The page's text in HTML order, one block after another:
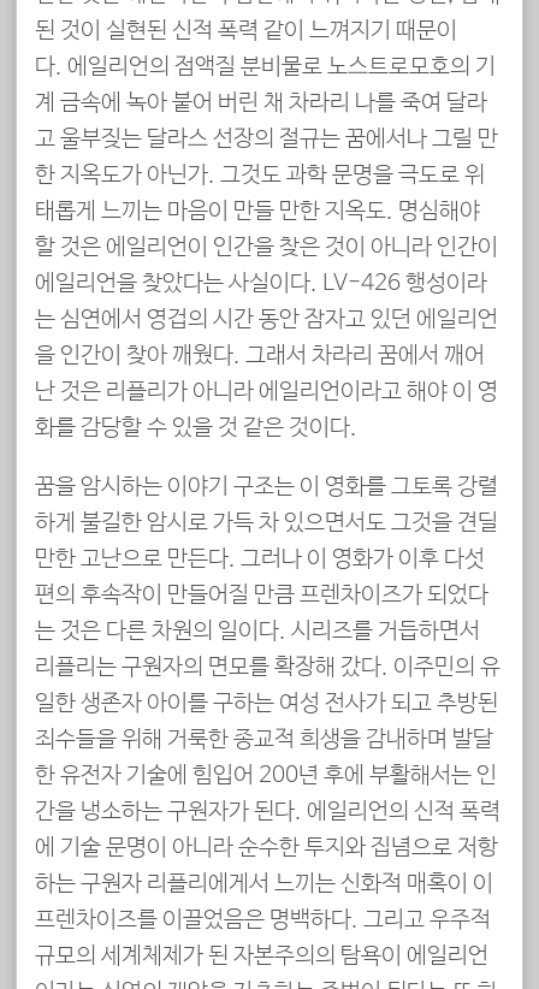
된 것이 실현된 신적 폭력 같이 느껴지기 때문이
다. 에일리언의 점액질 분비물로 노스트로모호의 기
계 금속에 녹아 붙어 버린 채 차라리 나를 죽여 달라
고 울부짖는 달라스 선장의 절규는 꿈에서나 그릴 만
한 지옥도가 아닌가. 그것도 과학 문명을 극도로 위
태롭게 느끼는 마음이 만들 만한 지옥도. 명심해야
할 것은 에일리언이 인간을 찾은 것이 아니라 인간이
에일리언을 찾았다는 사실이다. LV-426 행성이라
는 심연에서 영겁의 시간 동안 잠자고 있던 에일리언
을 인간이 찾아 깨웠다. 그래서 차라리 꿈에서 깨어
난 것은 리플리가 아니라 에일리언이라고 해야 이 영
화를 감당할 수 있을 것 같은 것이다.
꿈을 암시하는 이야기 구조는 이 영화를 그토록 강렬
하게 불길한 암시로 가득 차 있으면서도 그것을 견딜
만한 고난으로 만든다. 그러나 이 영화가 이후 다섯
편의 후속작이 만들어질 만큼 프렌차이즈가 되었다
는 것은 다른 차원의 일이다. 시리즈를 거듭하면서
리플리는 구원자의 면모를 확장해 갔다. 이주민의 유
일한 생존자 아이를 구하는 여성 전사가 되고 추방된
죄수들을 위해 거룩한 종교적 희생을 감내하며 발달
한 유전자 기술에 힘입어 200년 후에 부활해서는 인
간을 냉소하는 구원자가 된다. 에일리언의 신적 폭력
에 기술 문명이 아니라 순수한 투지와 집념으로 저항
하는 구원자 리플리에게서 느끼는 신화적 매혹이 이
프렌차이즈를 이끌었음은 명백하다. 그리고 우주적
규모의 세계체제가 된 자본주의의 탐욕이 에일리언